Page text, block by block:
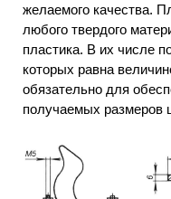
желаемого качества.
любого твердого
пластика. В их числе
которых равна
обязательно для
получаемых размеров